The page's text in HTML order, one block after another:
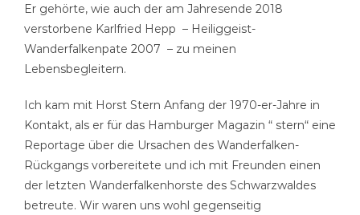
Er gehörte, wie auch der am Jahresende 2018
verstorbene Karlfried Hepp – Heiliggeist-
Wanderfalkenpate 2007 – zu meinen
Lebensbegleitern.
Ich kam mit Horst Stern Anfang der 1970-er-Jahre in
Kontakt, als er für das Hamburger Magazin “ stern“ eine
Reportage über die Ursachen des Wanderfalken-
Rückgangs vorbereitete und ich mit Freunden einen
der letzten Wanderfalkenhorste des Schwarzwaldes
betreute. Wir waren uns wohl gegenseitig